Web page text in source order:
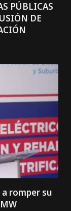
PÚBLICAS
DE
romper su